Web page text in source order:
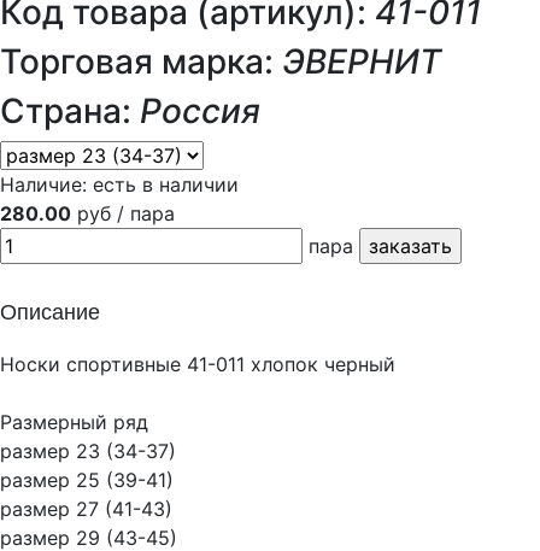
Код товара (артикул): 41-011
Торговая марка: ЭВЕРНИТ
Страна: Россия
Наличие: есть в наличии
280.00 руб / пара
пара
Описание
Носки спортивные 41-011 хлопок черный
Размерный ряд
размер 23 (34-37)
размер 25 (39-41)
размер 27 (41-43)
размер 29 (43-45)